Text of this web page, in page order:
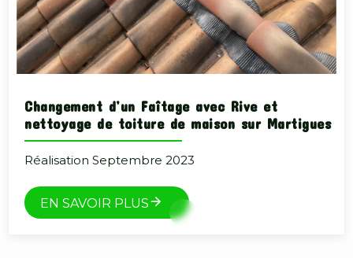
Changement d’un Faîtage avec Rive et
nettoyage de toiture de maison sur Martigues
Réalisation Septembre 2023
EN SAVOIR PLUS